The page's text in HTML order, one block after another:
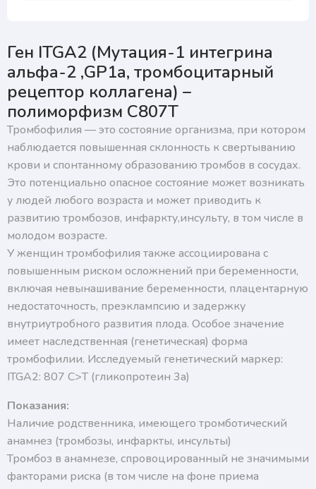
Ген ITGA2 (Мутация-1 интегрина
альфа-2 ,GP1a, тромбоцитарный
рецептор коллагена) –
полиморфизм C807T
Тромбофилия — это состояние организма, при котором
наблюдается повышенная склонность к свертыванию
крови и спонтанному образованию тромбов в сосудах.
Это потенциально опасное состояние может возникать
у людей любого возраста и может приводить к
развитию тромбозов, инфаркту,инсульту, в том числе в
молодом возрасте.
У женщин тромбофилия также ассоциирована с
повышенным риском осложнений при беременности,
включая невынашивание беременности, плацентарную
недостаточность, преэклампсию и задержку
внутриутробного развития плода. Особое значение
имеет наследственная (генетическая) форма
тромбофилии. Исследуемый генетический маркер:
ITGA2: 807 C>T (гликопротеин 3а)
Показания:
Наличие родственника, имеющего тромботический
анамнез (тромбозы, инфаркты, инсульты)
Тромбоз в анамнезе, спровоцированный не значимыми
факторами риска (в том числе на фоне приема
Нажимая на кнопку, я подтверждаю, что согласен